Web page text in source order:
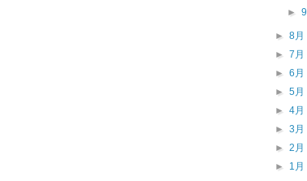
►
►8月
►7月
►6月
►5月
►4月
►3月
►2月
► 1月